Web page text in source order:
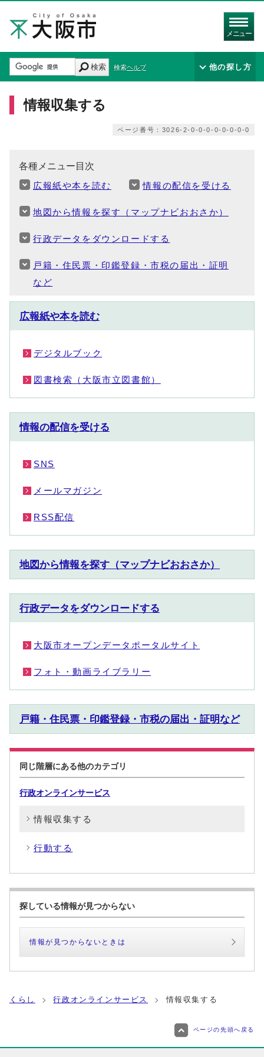
メニュー
検索 検索ヘルプ 他の探し方
情報収集する
ページ番号：3026-2-0-0-0-0-0-0-0-0
各種メニュー目次
広報紙や本を読む 情報の配信を受ける
地図から情報を探す（マップナビおおさか）
行政データをダウンロードする
戸籍・住民票・印鑑登録・市税の届出・証明
など
広報紙や本を読む
デジタルブック
図書検索（大阪市立図書館）
情報の配信を受ける
SNS
メールマガジン
RSS配信
地図から情報を探す（マップナビおおさか）
行政データをダウンロードする
大阪市オープンデータポータルサイト
フォト・動画ライブラリー
戸籍・住民票・印鑑登録・市税の届出・証明など
同じ階層にある他のカテゴリ
行政オンラインサービス
情報収集する
行動する
探している情報が見つからない
情報が見つからないときは
くらし 行政オンラインサービス 情報収集する
ページの先頭へ戻る